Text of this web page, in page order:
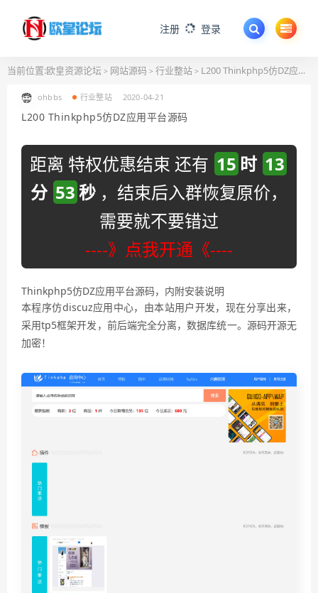
注册 登录
当前位置:欧皇资源论坛 > 网站源码 > 行业整站 > L200 Thinkphp5仿DZ应用平台源码
ohbbs 行业整站 2020-04-21
L200 Thinkphp5仿DZ应用平台源码
距离 特权优惠结束 还有 15 时 13
分 53秒 ，结束后入群恢复原价，
需要就不要错过
----》点我开通《----
Thinkphp5仿DZ应用平台源码，内附安装说明
本程序仿discuz应用中心，由本站用户开发，现在分享出来，
采用tp5框架开发，前后端完全分离，数据库统一。源码开源无
加密！